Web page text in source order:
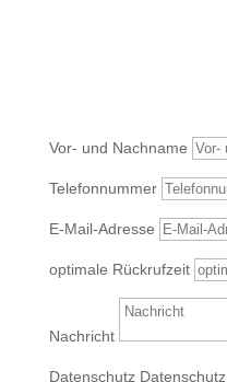
Vor- und Nachname
Telefonnummer
E-Mail-Adresse
optimale Rückrufzeit
Nachricht
Datenschutz Datenschutz